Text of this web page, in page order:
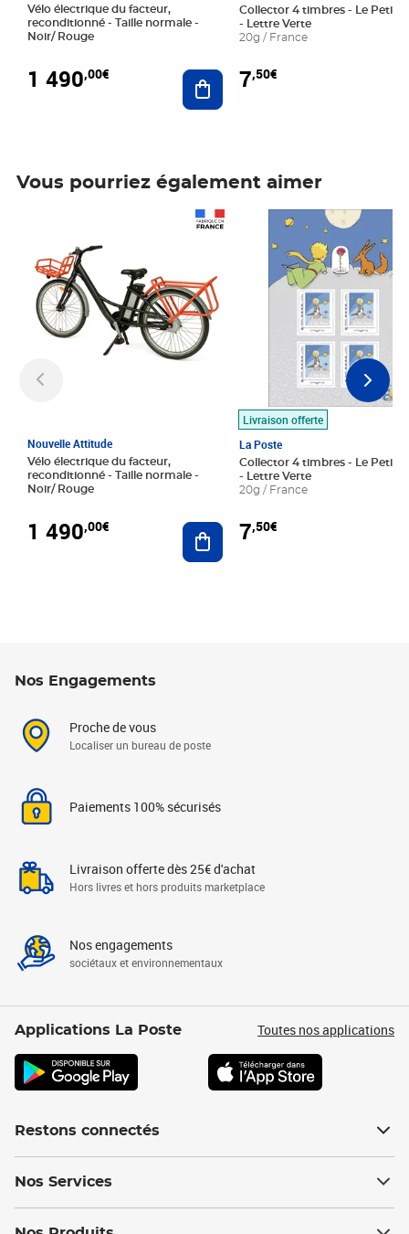
Vélo électrique du facteur,
reconditionné - Taille normale -
Noir/ Rouge
1 490,00€ Ajouter au panier
Collector 4 timbres - Le Petit
- Lettre Verte
20g / France
7,50€
Vous pourriez également aimer
Nouvelle Attitude
Vélo électrique du facteur,
reconditionné - Taille normale -
Noir/ Rouge
1 490,00€ Ajouter au panier
Livraison offerte
La Poste
Collector 4 timbres - Le Petit
- Lettre Verte
20g / France
7,50€
Prix 7,50€
Nos Engagements
Proche de vous
Localiser un bureau de poste
Paiements 100% sécurisés
Livraison offerte dès 25€ d'achat
Hors livres et hors produits marketplace
Nos engagements
sociétaux et environnementaux
Applications La Poste Toutes nos applications
Restons connectés
Nos Services